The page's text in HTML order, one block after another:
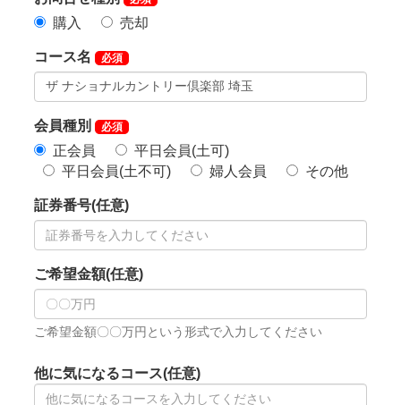
長。
正会員 275,000円（税込）
特別平日会員 176,000円（税込）
平日会員 176,000円（税込）
名義書換受付期間を下記のとおり延長します。
①名義書換受付期間
令和6年4月1日受付分から令和7年3月31日受付分に限
る（1年間）
※令和6年3月31日までとしていた受付期間を1年間延
②受付期間中の名義書換料
正会員 275,000円（税込）
特別平日会員 176,000円（税込）